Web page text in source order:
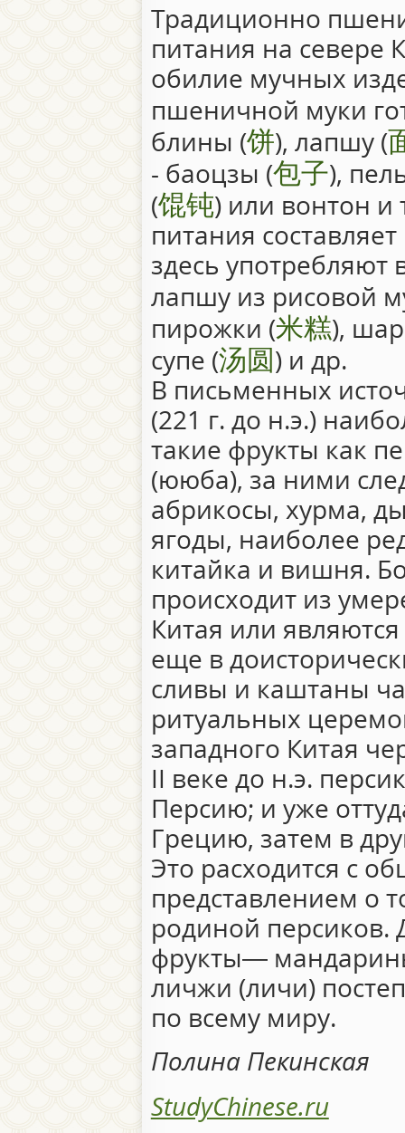
Традиционно
питания на севере
обилие мучных
пшеничной муки
блины (饼), лапшу (
- баоцзы (包子),
(馄钝) или вонтон и
питания
здесь употребляют
лапшу из рисовой
пирожки (米糕),
супе (汤圆) и др.
В письменных
(221 г. до н.э.)
такие фрукты как
(ююба), за ними
абрикосы, хурма,
ягоды, наиболее
китайка и вишня.
происходит из
Китая или
еще в
сливы и каштаны
ритуальных
западного Китая
II веке до н.э.
Персию; и уже
Грецию, затем в
Это расходится с
представлением о
родиной персиков.
фрукты―
личжи (личи)
по всему миру.
Полина Пекинская
StudyChinese.ru